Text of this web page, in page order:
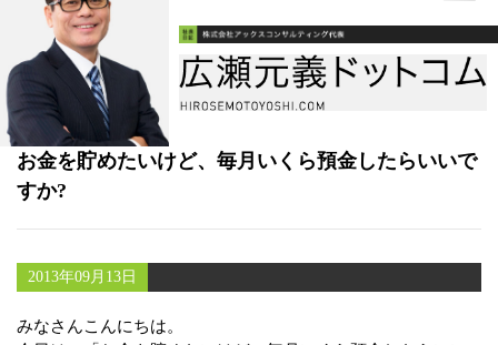
書籍
メールマガジン（無料）
講演・取材依頼
セミナー
お金を貯めたいけど、毎月いくら預金したらいいで
すか?
2013年09月13日
みなさんこんにちは。